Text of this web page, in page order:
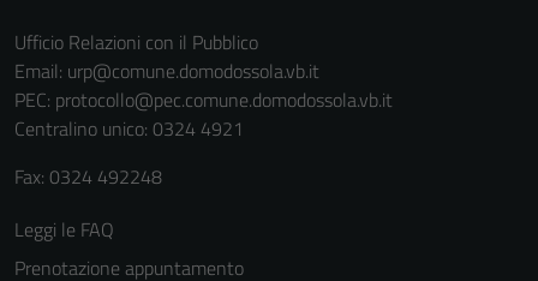
Ufficio Relazioni con il Pubblico
Email: urp@comune.domodossola.vb.it
PEC: protocollo@pec.comune.domodossola.vb.it
Centralino unico: 0324 4921
Fax: 0324 492248
Leggi le FAQ
Prenotazione appuntamento